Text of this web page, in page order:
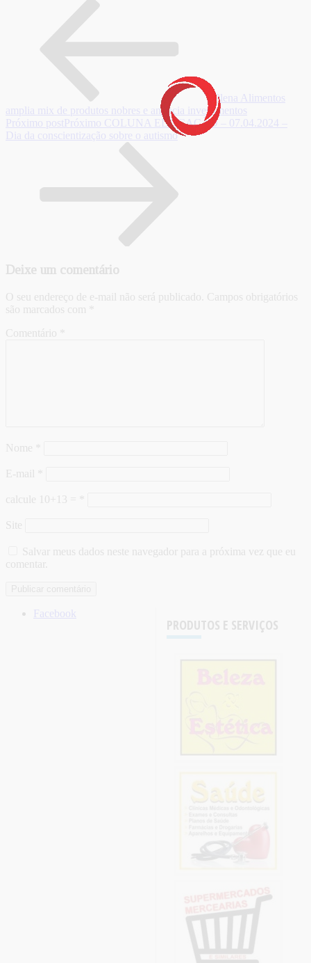
Plena Alimentos
amplia mix de produtos nobres e anuncia investimentos
Próximo post Próximo COLUNA EDUCAÇÃO – 07.04.2024 –
Dia da conscientização sobre o autismo
Deixe um comentário
O seu endereço de e-mail não será publicado. Campos obrigatórios
são marcados com
Comentário
Nome
E-mail
calcule 10+13 =
Site
Salvar meus dados neste navegador para a próxima vez que eu
comentar.
PRODUTOS E SERVIÇOS
Facebook